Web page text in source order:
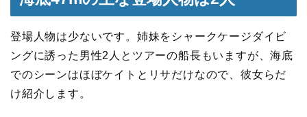
登場人物は少ないです。姉妹をシャークケージダイビ
ングに誘った男性2人とツアーの船長もいますが、海底
でのシーンはほぼケイトとリサだけなので、彼女らだ
け紹介します。